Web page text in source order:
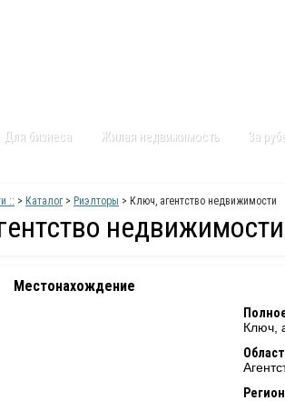
Для бизнеса Жилая недвижимость За
:: > Каталог> Риэлторы > Ключ, агентство недвижимости
недвижимости
Местонахождение
Ключ,